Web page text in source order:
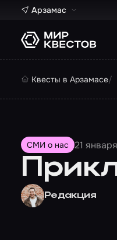
Арзамас
Квесты в Арзамасе
СМИ о нас 21
Редакция